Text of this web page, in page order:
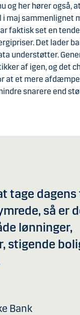
og her hører også, at
maj sammenlignet
faktisk set en
Det lader
understøtter.
af igen, og det
at et mere
snarere end
tage dagens
så er
lønninger,
stigende
Bank